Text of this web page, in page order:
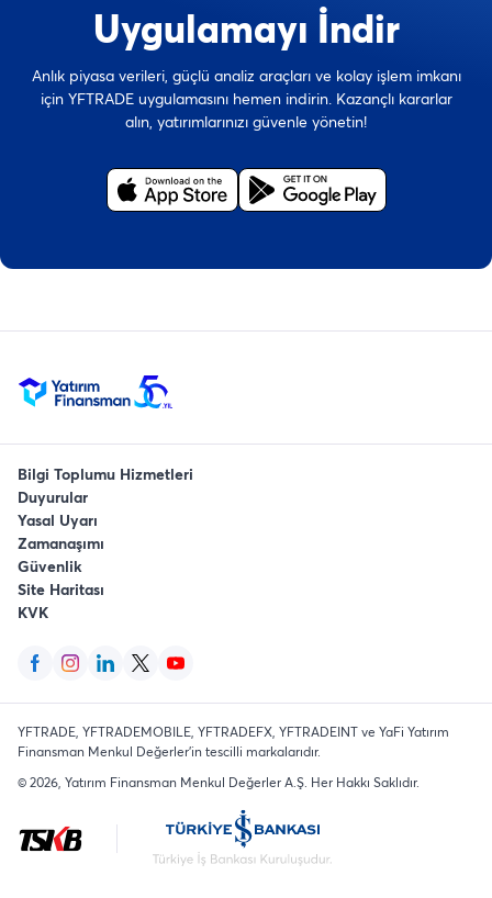
Uygulamayı İndir
Anlık piyasa verileri, güçlü analiz araçları ve kolay işlem imkanı
için YFTRADE uygulamasını hemen indirin. Kazançlı kararlar
alın, yatırımlarınızı güvenle yönetin!
Bilgi Toplumu Hizmetleri
Duyurular
Yasal Uyarı
Zamanaşımı
Güvenlik
Site Haritası
KVK
YFTRADE, YFTRADEMOBILE, YFTRADEFX, YFTRADEINT ve YaFi Yatırım
Finansman Menkul Değerler'in tescilli markalarıdır.
©2026 , Yatırım Finansman Menkul Değerler A.Ş. Her Hakkı Saklıdır.